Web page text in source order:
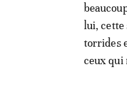
lui, cette
torrides
ceux qui